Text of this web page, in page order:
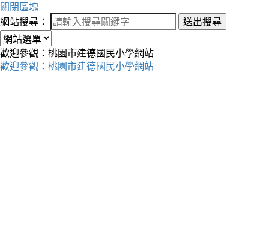
關閉區塊
網站搜尋：
送出搜尋
歡迎參觀：桃園市建德國民小學網站
歡迎參觀：桃園市建德國民小學網站